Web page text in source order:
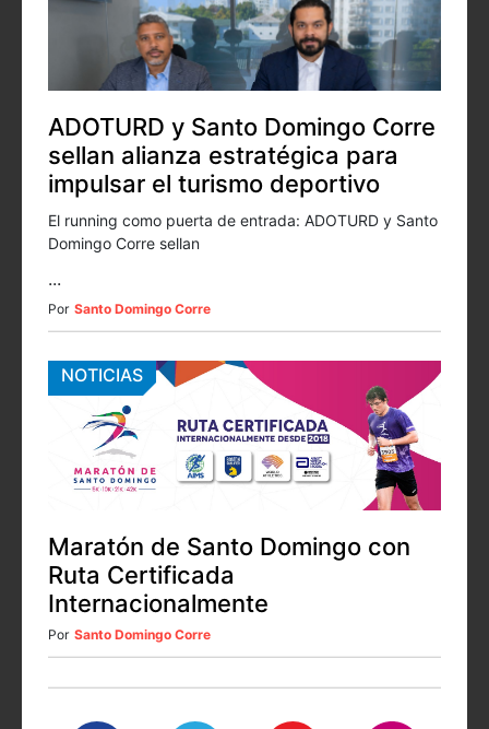
ADOTURD y Santo Domingo Corre
sellan alianza estratégica para
impulsar el turismo deportivo
El running como puerta de entrada: ADOTURD y Santo
Domingo Corre sellan
...
Por Santo Domingo Corre
NOTICIAS
Maratón de Santo Domingo con
Ruta Certificada
Internacionalmente
Por Santo Domingo Corre